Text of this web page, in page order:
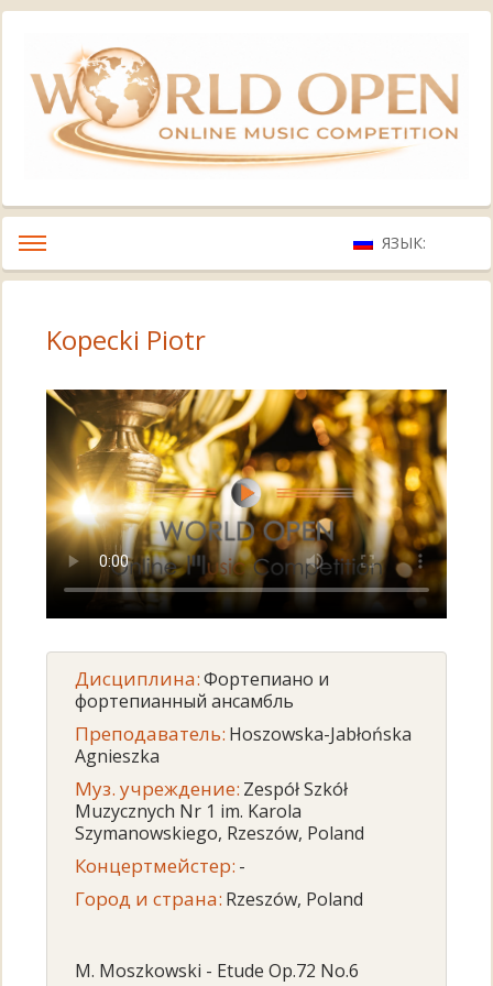
ЯЗЫК:
Kopecki Piotr
Дисциплина:Фортепиано и
фортепианный ансамбль
Преподаватель: Hoszowska-Jabłońska
Agnieszka
Муз. учреждение: Zespół Szkół
Muzycznych Nr 1 im. Karola
Szymanowskiego, Rzeszów, Poland
Концертмейстер: -
Город и страна: Rzeszów, Poland
M. Moszkowski - Etude Op.72 No.6